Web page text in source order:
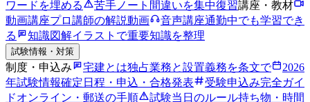
ワードを埋める
苦手ノート 間違いを集中復習講座・教材
動画講座プロ講師の解説動画 音声講座通勤中でも学習でき
る
知識図解イラストで重要知識を整理
試験情報・対策
制度・申込み 宅建とは独占業務と設置義務を条文で
2026
年試験情報確定日程・申込・合格発表
受験申込み完全ガイ
ドオンライン・郵送の手順 試験当日のルール持ち物・時間